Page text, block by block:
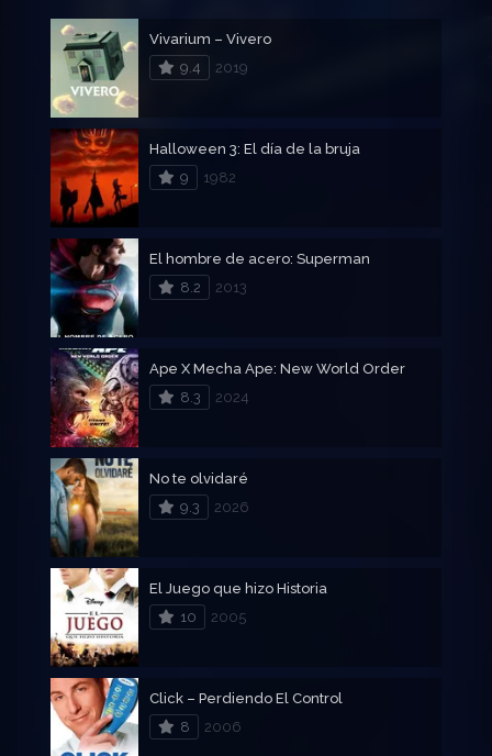
Vivarium – Vivero
9.4
2019
Halloween 3: El día de la bruja
9
1982
El hombre de acero: Superman
8.2
2013
Ape X Mecha Ape: New World Order
8.3
2024
No te olvidaré
9.3
2026
El Juego que hizo Historia
10
2005
Click – Perdiendo El Control
8
2006